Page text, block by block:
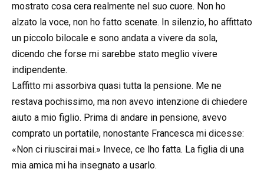
mostrato cosa cera realmente nel suo cuore. Non ho
alzato la voce, non ho fatto scenate. In silenzio, ho affittato
un piccolo bilocale e sono andata a vivere da sola,
dicendo che forse mi sarebbe stato meglio vivere
indipendente.
Laffitto mi assorbiva quasi tutta la pensione. Me ne
restava pochissimo, ma non avevo intenzione di chiedere
aiuto a mio figlio. Prima di andare in pensione, avevo
comprato un portatile, nonostante Francesca mi dicesse:
«Non ci riuscirai mai.» Invece, ce lho fatta. La figlia di una
mia amica mi ha insegnato a usarlo.